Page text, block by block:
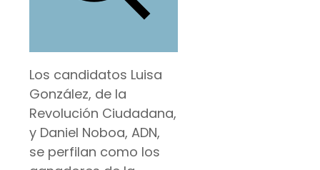
Los candidatos Luisa
González, de la
Revolución Ciudadana,
y Daniel Noboa, ADN,
se perfilan como los